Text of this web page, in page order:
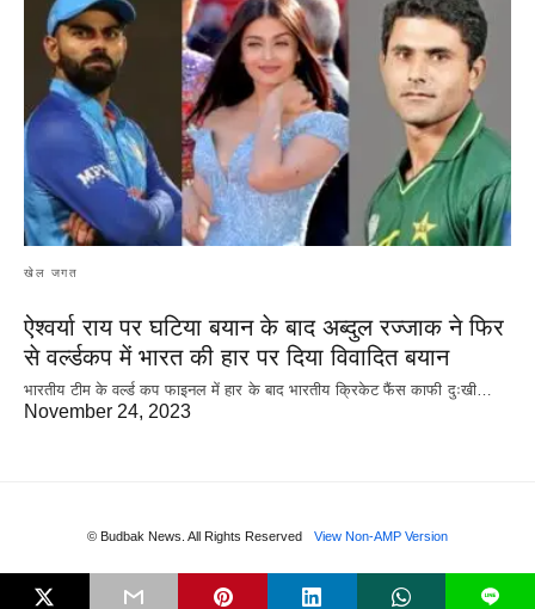
खेल जगत
ऐश्वर्या राय पर‌ घटिया बयान के बाद अब्दुल रज्जाक ने फिर
से वर्ल्डकप में भारत की हार पर दिया विवादित बयान
भारतीय टीम के वर्ल्ड कप फाइनल में हार के‌ बाद भारतीय क्रिकेट फैंस काफी दुःखी…
November 24, 2023
© Budbak News. All Rights Reserved View Non-AMP Version
L